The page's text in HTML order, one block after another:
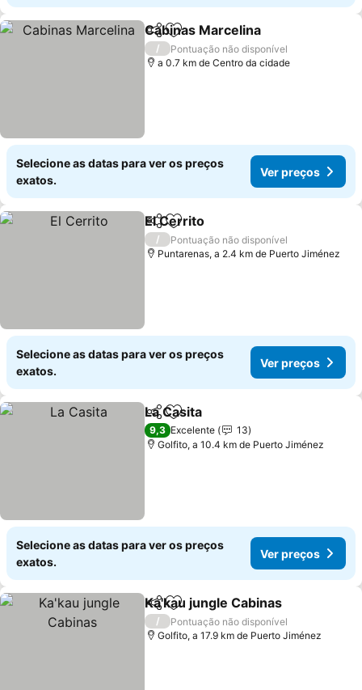
PartilharAdicionar aos favoritos
Cabinas Marcelina
/
Pontuação não disponível
a 0.7 km de Centro da cidade
Selecione as datas para ver os preços
exatos.
Ver preços
PartilharAdicionar aos favoritos
El Cerrito
/
Pontuação não disponível
Puntarenas, a 2.4 km de Puerto Jiménez
Selecione as datas para ver os preços
exatos.
Ver preços
PartilharAdicionar aos favoritos
La Casita
9,3 Excelente
13
Golfito, a 10.4 km de Puerto Jiménez
Selecione as datas para ver os preços
exatos.
Ver preços
PartilharAdicionar aos favoritos
Ka'kau jungle Cabinas
/
Pontuação não disponível
Golfito, a 17.9 km de Puerto Jiménez